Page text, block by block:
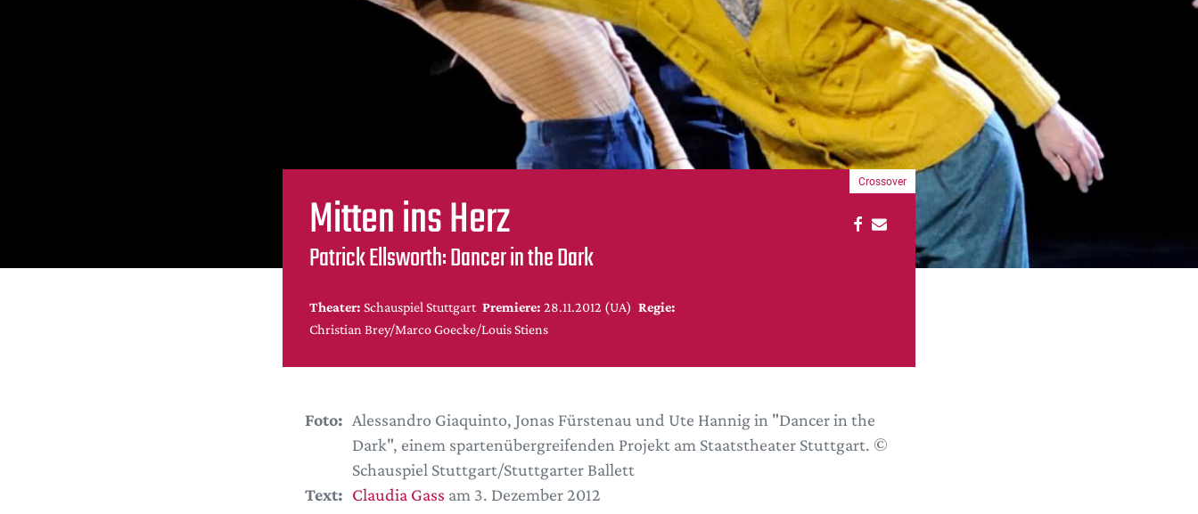
Mitten ins Herz
Patrick Ellsworth: Dancer in the Dark
Theater: Schauspiel Stuttgart Premiere: 28.11.2012 (UA) Regie:
Christian Brey/Marco Goecke/Louis Stiens
Crossover
Foto: Alessandro Giaquinto, Jonas Fürstenau und Ute Hannig in "Dancer in the
Dark", einem spartenübergreifenden Projekt am Staatstheater Stuttgart. ©
Schauspiel Stuttgart/Stuttgarter Ballett
Text: Claudia Gass am 3. Dezember 2012